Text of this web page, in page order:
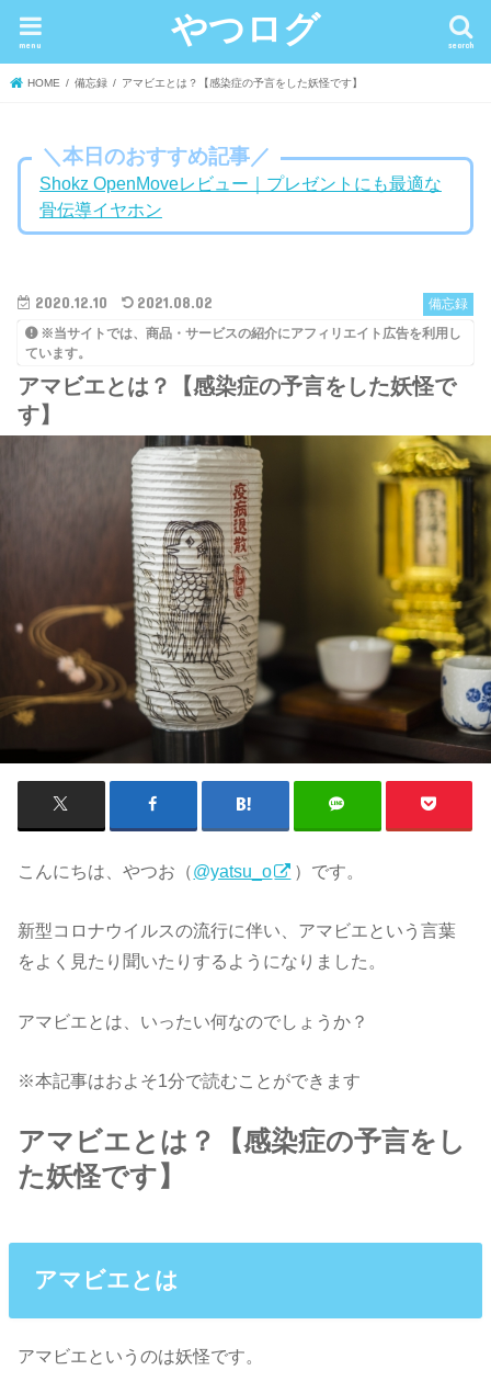
やつログ search
menu
HOME 備忘録 アマビエとは？【感染症の予言をした妖怪です】
＼本日のおすすめ記事／
Shokz OpenMoveレビュー｜プレゼントにも最適な
骨伝導イヤホン
備忘録
2020.12.10 2021.08.02
※当サイトでは、商品・サービスの紹介にアフィリエイト広告を利用し
ています。
アマビエとは？【感染症の予言をした妖怪で
す】
こんにちは、やつお（@yatsu_o ）です。
新型コロナウイルスの流行に伴い、アマビエという言葉
をよく見たり聞いたりするようになりました。
アマビエとは、いったい何なのでしょうか？
※本記事はおよそ1分で読むことができます
アマビエとは？【感染症の予言をし
た妖怪です】
アマビエとは
アマビエというのは妖怪です。